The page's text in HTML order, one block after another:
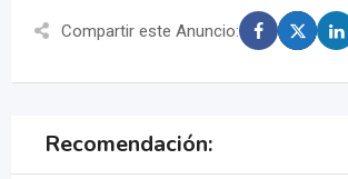
Compartir este Anuncio:
Recomendación: